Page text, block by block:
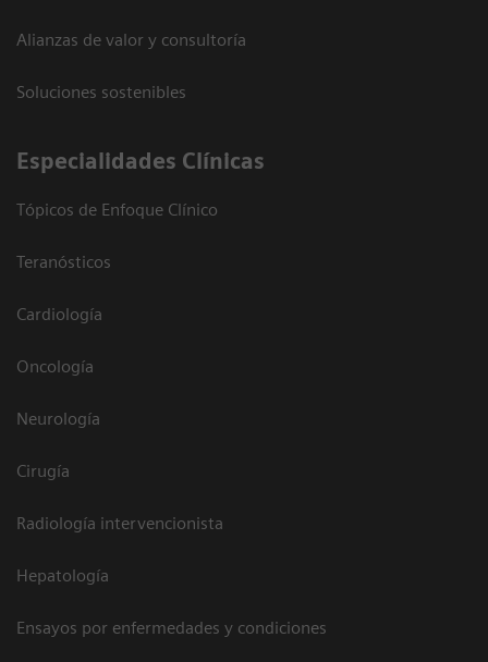
Alianzas de valor y consultoría
Soluciones sostenibles
Especialidades Clínicas
Tópicos de Enfoque Clínico
Teranósticos
Cardiología
Oncología
Neurología
Cirugía
Radiología intervencionista
Hepatología
Ensayos por enfermedades y condiciones